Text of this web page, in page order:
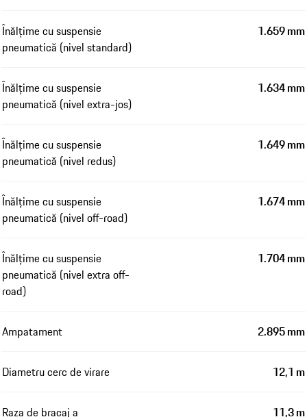
Înălțime cu suspensie
pneumatică (nivel standard)
1.659 mm
Înălțime cu suspensie
pneumatică (nivel extra-jos)
1.634 mm
Înălțime cu suspensie
pneumatică (nivel redus)
1.649 mm
Înălțime cu suspensie
pneumatică (nivel off-road)
1.674 mm
Înălțime cu suspensie
pneumatică (nivel extra off-
road)
1.704 mm
Ampatament 2.895 mm
Diametru cerc de virare 12,1 m
Raza de bracaj a
11,3 m